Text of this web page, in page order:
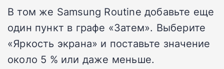
В том же Samsung Routine добавьте еще
один пункт в графе «Затем». Выберите
«Яркость экрана» и поставьте значение
около 5 % или даже меньше.